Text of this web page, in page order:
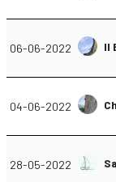
06-06-2022 Il
04-06-2022
28-05-2022